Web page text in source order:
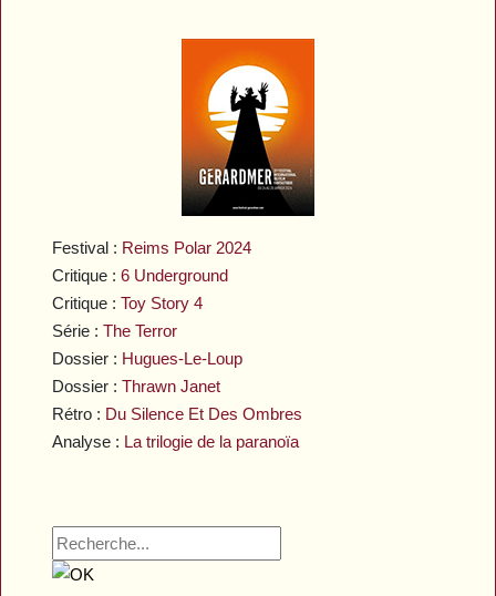
Festival : Reims Polar 2024
Critique :6 Underground
Critique :Toy Story 4
Série :The Terror
Dossier : Hugues-Le-Loup
Dossier :Thrawn Janet
Rétro : Du Silence Et Des Ombres
Analyse : La trilogie de la paranoïa